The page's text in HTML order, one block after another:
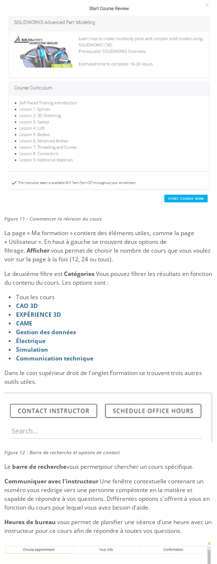
Figure 11 : Commencer la révision du cours
La page « Ma formation » contient des éléments utiles, comme la page
« Utilisateur ». En haut à gauche se trouvent deux options de
filtrage.Affichervous permet de choisir le nombre de cours que vous voulez
voir sur la page à la fois (12, 24 ou tous).
Le deuxième filtre estCatégoriesVous pouvez filtrer les résultats en fonction
du contenu du cours. Les options sont :
Tous les cours
CAO 3D
EXPÉRIENCE 3D
CAME
Gestion des données
Électrique
Simulation
Communication technique
Dans le coin supérieur droit de l'onglet Formation se trouvent trois autres
outils utiles.
Figure 12 : Barre de recherche et options de contact
Le barre de recherchevous permetpour chercher un cours spécifique.
Communiquer avec l'instructeur Une fenêtre contextuelle contenant un
numéro vous redirige vers une personne compétente en la matière et
capable de répondre à vos questions. Différentes options s'offrent à vous en
fonction du cours pour lequel vous avez besoin d'aide.
Heures de bureau vous permet de planifier une séance d'une heure avec un
instructeur pour ce cours afin de répondre à toutes vos questions.